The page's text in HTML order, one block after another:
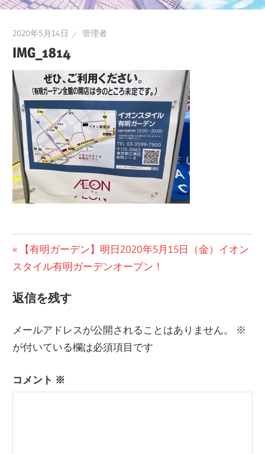
2020年5月14日 管理者
IMG_1814
投
稿
ナ
ゲ
シ
前
の
事:
【有明ガーデン】明日2020年5月15日（金）イオン
スタイル有明ガーデンオープン！
返信を残す
メールアドレスが公開されることはありません。
※
が付いている欄は必須項目です
コメント ※